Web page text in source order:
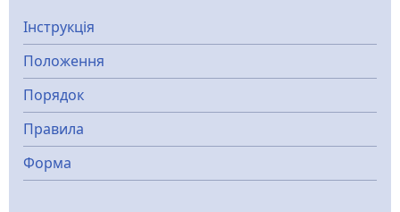
Інструкція
Положення
Порядок
Правила
Форма